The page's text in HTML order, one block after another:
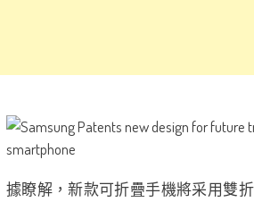
據瞭解，新款可折疊手機將采用雙